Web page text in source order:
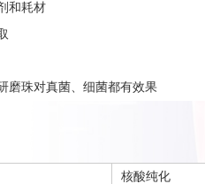
和耗材
磨珠对真菌、细菌都有效果
核酸纯化